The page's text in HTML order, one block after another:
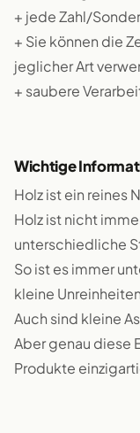
+ jede Zahl/
+ Sie können die
jeglicher Art
+ saubere
Wichtige
Holz ist ein reines
Holz ist nicht
unterschiedliche
So ist es immer
kleine
Auch sind kleine
Aber genau diese
Produkte